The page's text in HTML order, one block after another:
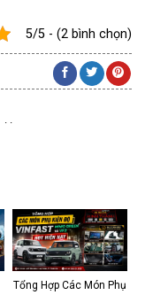
5/5 - (2 bình chọn)
Tổng Hợp Các Món Phụ